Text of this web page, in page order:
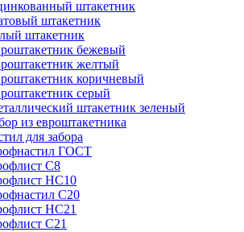
штакетник
штакетник
штакетник
бежевый
желтый
коричневый
серый
штакетник зеленый
из евроштакетника
для забора
ГОСТ
С8
НС10
С20
НС21
С21